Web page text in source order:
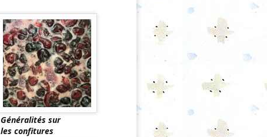
Généralités sur
les confitures